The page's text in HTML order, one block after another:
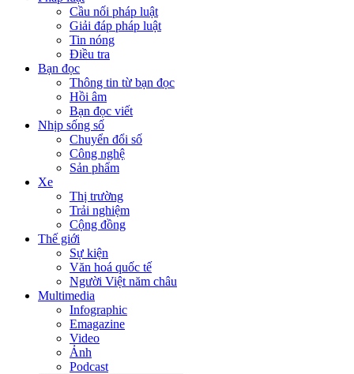
Cầu nối pháp luật
Giải đáp pháp luật
Tin nóng
Điều tra
Bạn đọc
Thông tin từ bạn đọc
Hồi âm
Bạn đọc viết
Nhịp sống số
Chuyển đổi số
Công nghệ
Sản phẩm
Xe
Thị trường
Trải nghiệm
Cộng đồng
Thế giới
Sự kiện
Văn hoá quốc tế
Người Việt năm châu
Multimedia
Infographic
Emagazine
Video
Ảnh
Podcast